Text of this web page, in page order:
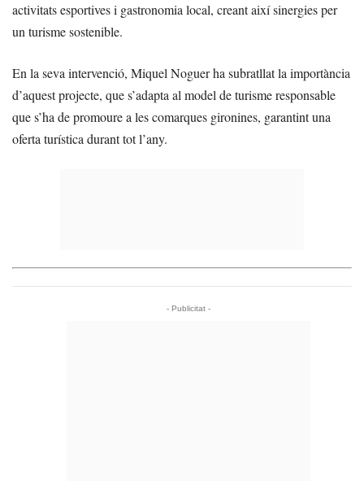
activitats esportives i gastronomia local, creant així sinergies per
un turisme sostenible.
En la seva intervenció, Miquel Noguer ha subratllat la importància
d’aquest projecte, que s’adapta al model de turisme responsable
que s’ha de promoure a les comarques gironines, garantint una
oferta turística durant tot l’any.
- Publicitat -